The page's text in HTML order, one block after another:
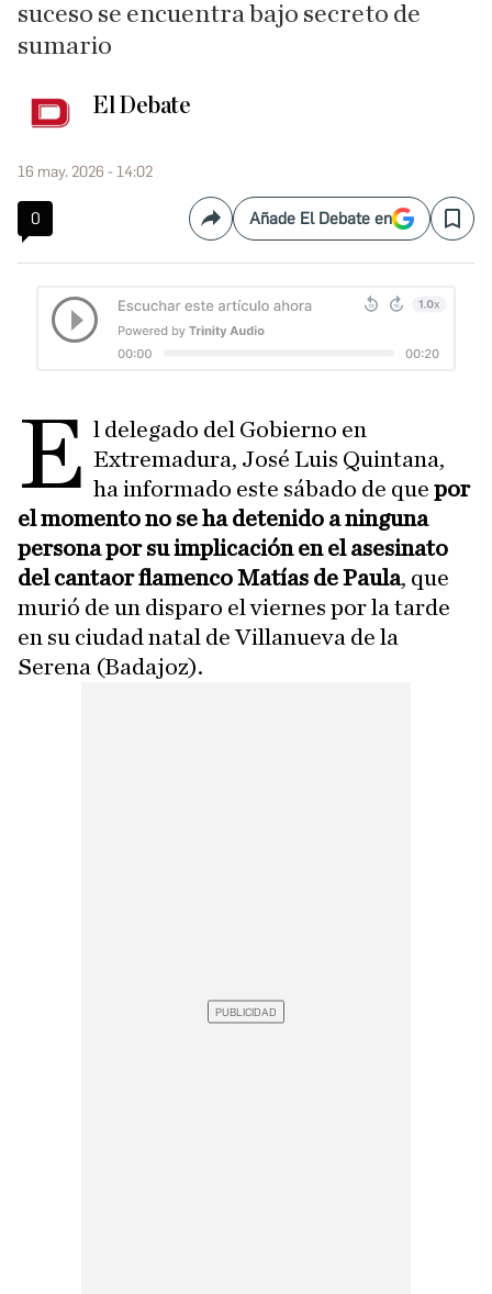
suceso se encuentra bajo secreto de
sumario
El Debate
16 may. 2026 - 14:02
0 CompartirAñade El Debate en Save
E l delegado del Gobierno en
Extremadura, José Luis Quintana,
ha informado este sábado de que por
el momento no se ha detenido a ninguna
persona por su implicación en el asesinato
del cantaor flamenco Matías de Paula, que
murió de un disparo el viernes por la tarde
en su ciudad natal de Villanueva de la
Serena (Badajoz).